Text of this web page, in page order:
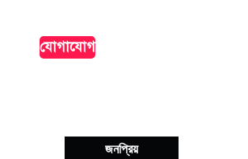
যোগাযোগ
জনপ্রিয়